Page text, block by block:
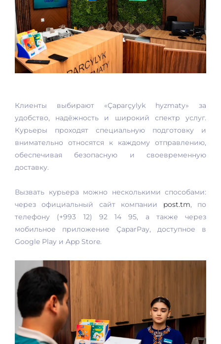
Клиенты выбирают «Çaparçylyk hyzmaty» за
удобство, надёжность и широкий спектр услуг.
Курьеры проходят специальную подготовку и
внимательно относятся к каждому отправлению,
обеспечивая безопасную и своевременную
доставку.
Вызвать курьера можно несколькими способами:
через официальный сайт компании post.tm, по
телефону (+993 12) 92 14 95, а также через
мобильное приложение ÇaparPay, доступное в
Google Play и App Store.